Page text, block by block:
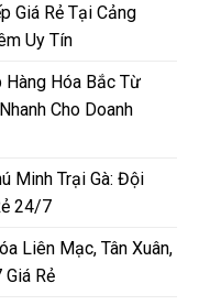
Giá Rẻ Tại Cảng
Uy Tín
Hàng Hóa Bắc Từ
Cho Doanh
Minh Trại Gà: Đội
24/7
Liên Mạc, Tân Xuân,
Rẻ